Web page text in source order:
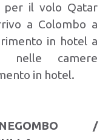
il volo Qatar
a Colombo a
in hotel a
nelle camere
in hotel.
/